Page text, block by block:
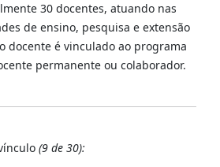
30 docentes, atuando nas
de ensino, pesquisa e extensão
docente é vinculado ao programa
permanente ou colaborador.
(9 de 30):